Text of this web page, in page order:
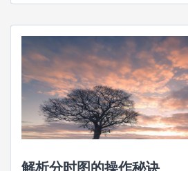
解析分时图的操作秘诀